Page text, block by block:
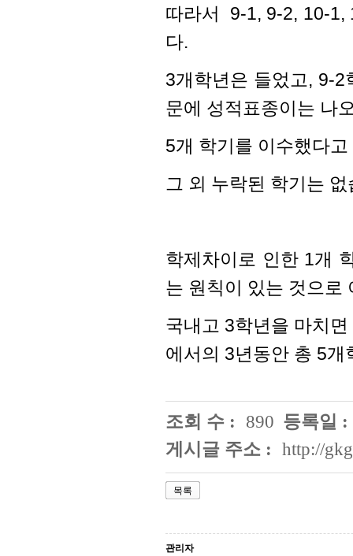
따라서
9-1, 9-2, 10-1,
다.
3개학년은 들었고, 9-
문에 성적표종이는 나
5개 학기를 이수했다
그 외 누락된 학기는
학제차이로 인한 1개
는 원칙이 있는 것으로
국내고 3학년을 마치
에서의 3년동안 총 5
조회 수 : 890 등록일 :
게시글 주소 : http://
목록
관리자